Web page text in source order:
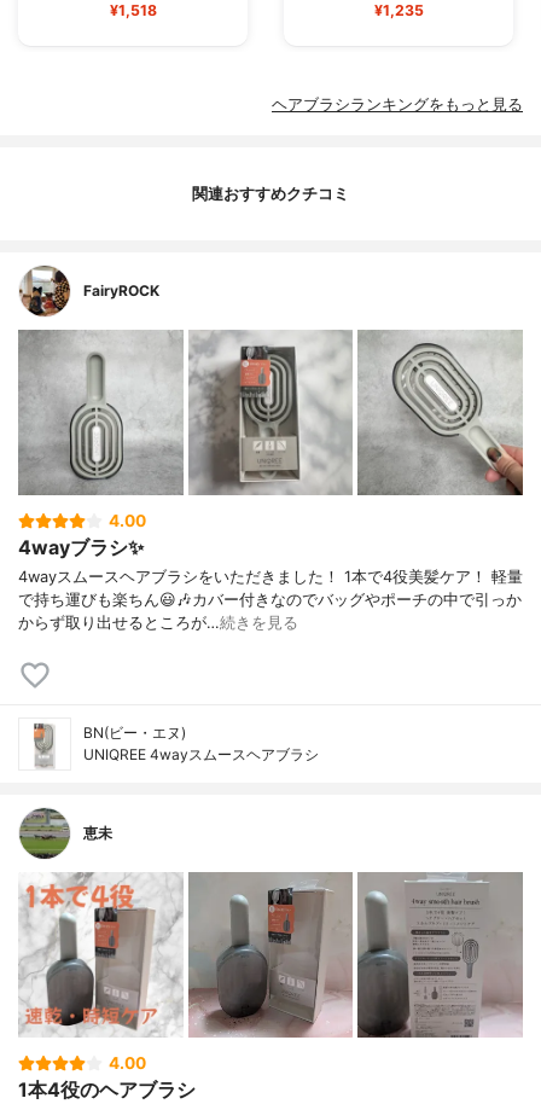
¥1,518 ¥1,235
ヘアブラシランキングをもっと見る
関連おすすめクチコミ
FairyROCK
4.00
4wayブラシ✨
4wayスムースヘアブラシをいただきました！ 1本で4役美髪ケア！ 軽量
で持ち運びも楽ちん😃🎶カバー付きなのでバッグやポーチの中で引っか
からず取り出せるところが…続きを見る
BN(ビー・エヌ)
UNIQREE 4wayスムースヘアブラシ
恵未
4.00
1本4役のヘアブラシ